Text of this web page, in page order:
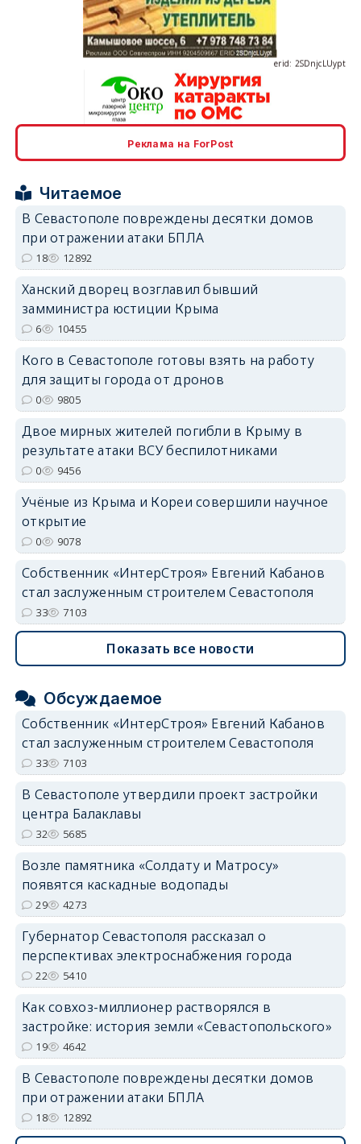
Реклама на ForPost
Читаемое
В Севастополе повреждены десятки домов
при отражении атаки БПЛА
18 12892
Ханский дворец возглавил бывший
замминистра юстиции Крыма
6 10455
Кого в Севастополе готовы взять на работу
для защиты города от дронов
0 9805
Двое мирных жителей погибли в Крыму в
результате атаки ВСУ беспилотниками
0 9456
Учёные из Крыма и Кореи совершили научное
открытие
0 9078
Собственник «ИнтерСтроя» Евгений Кабанов
стал заслуженным строителем Севастополя
33 7103
Показать все новости
Обсуждаемое
Собственник «ИнтерСтроя» Евгений Кабанов
стал заслуженным строителем Севастополя
33 7103
В Севастополе утвердили проект застройки
центра Балаклавы
32 5685
Возле памятника «Солдату и Матросу»
появятся каскадные водопады
29 4273
Губернатор Севастополя рассказал о
перспективах электроснабжения города
22 5410
Как совхоз-миллионер растворялся в
застройке: история земли «Севастопольского»
19 4642
В Севастополе повреждены десятки домов
при отражении атаки БПЛА
18 12892